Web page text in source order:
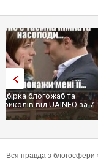
Експослу в США
обрали запобіжний
Вся правда з блогосфери